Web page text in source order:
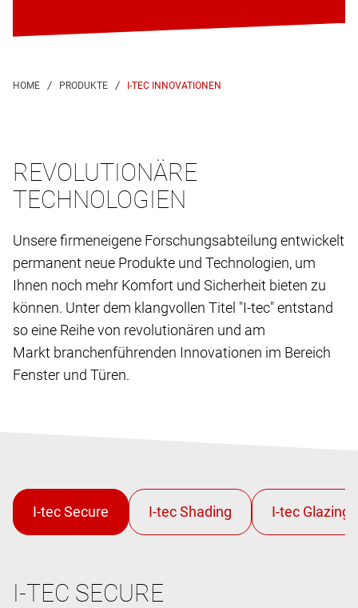
I-TEC INNOVATIONEN
REVOLUTIONÄRE
TECHNOLOGIEN
Unsere firmeneigene Forschungsabteilung entwickelt
permanent neue Produkte und Technologien, um
Ihnen noch mehr Komfort und Sicherheit bieten zu
können. Unter dem klangvollen Titel "I-tec" entstand
so eine Reihe von revolutionären und am
Markt branchenführenden Innovationen im Bereich
Fenster und Türen.
I-TEC SECURE